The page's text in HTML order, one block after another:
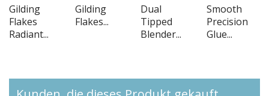
Gilding
Flakes
Radiant...
Gilding
Flakes...
Dual
Tipped
Blender...
Smooth
Precision
Glue...